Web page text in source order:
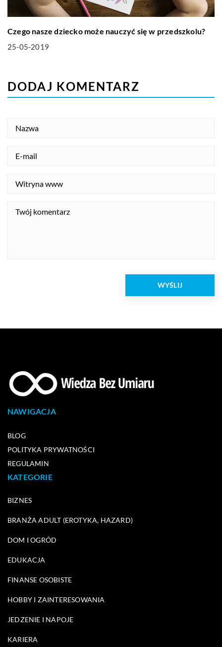
Czego nasze dziecko może nauczyć się w przedszkolu?
25-05-2019
DODAJ KOMENTARZ
NAWIGACJA
BLOG
POLITYKA PRYWATNOŚCI
REGULAMIN
KATEGORIE
BIZNES
BRANŻA ADULT (EROTYKA, HAZARD)
DOM I OGRÓD
EDUKACJA
FINANSE OSOBISTE
HOBBY I ZAINTERESOWANIA
JEDZENIE I NAPOJE
KARIERA